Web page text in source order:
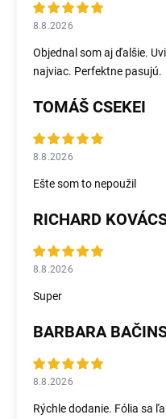
8.8.2026
Objednal som aj ďalšie.
najviac. Perfektne pasujú.
TOMÁŠ CSEKEI
8.8.2026
Ešte som to nepoužil
RICHARD
8.8.2026
Super
BARBARA
8.8.2026
Rýchle dodanie. Fólia sa